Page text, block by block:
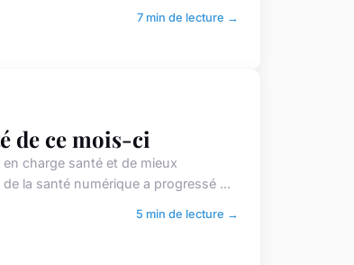
7 min de lecture →
de ce mois-ci
charge santé et de mieux
la santé numérique a progressé ...
5 min de lecture →